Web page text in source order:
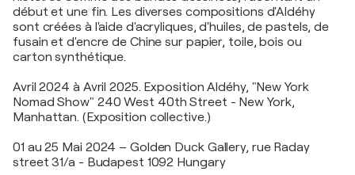
début et une fin. Les diverses compositions d'Aldéhy
sont créées à l'aide d'acryliques, d'huiles, de pastels, de
fusain et d'encre de Chine sur papier, toile, bois ou
carton synthétique.
Avril 2024 à Avril 2025. Exposition Aldéhy, "New York
Nomad Show" 240 West 40th Street - New York,
Manhattan. (Exposition collective.)
01 au 25 Mai 2024 – Golden Duck Gallery, rue Raday
street 31/a - Budapest 1092 Hungary